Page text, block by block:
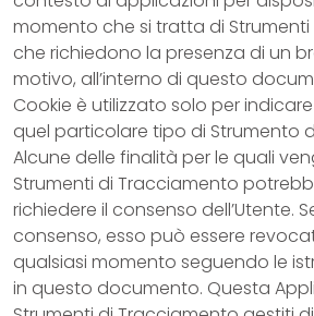
momento che si tratta di
che richiedono la presenza di un
motivo, all’interno di questo
Cookie è utilizzato solo per
quel particolare tipo di Strumento
Alcune delle finalità per le quali
Strumenti di Tracciamento
richiedere il consenso dell’Utente.
consenso, esso può essere
qualsiasi momento seguendo le
in questo documento. Questa